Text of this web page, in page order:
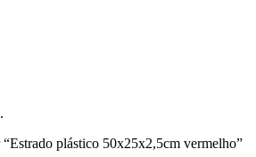
plástico 50x25x2,5cm vermelho”